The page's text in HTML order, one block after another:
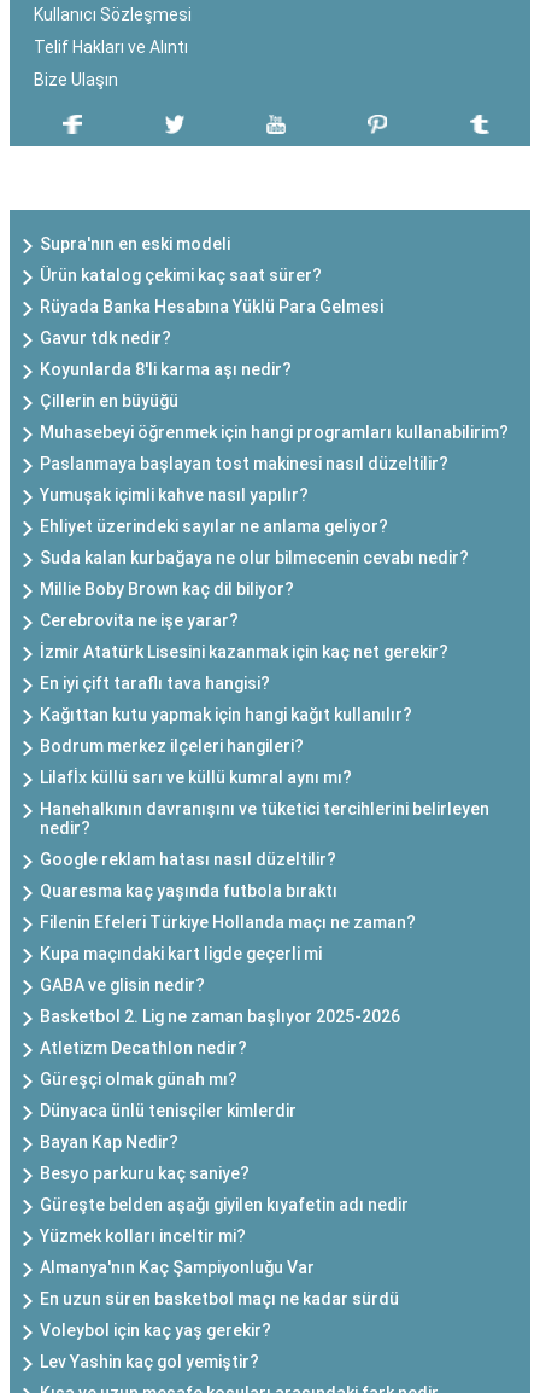
Kullanıcı Sözleşmesi
Telif Hakları ve Alıntı
Bize Ulaşın
Supra'nın en eski modeli
Ürün katalog çekimi kaç saat sürer?
Rüyada Banka Hesabına Yüklü Para Gelmesi
Gavur tdk nedir?
Koyunlarda 8'li karma aşı nedir?
Çillerin en büyüğü
Muhasebeyi öğrenmek için hangi programları kullanabilirim?
Paslanmaya başlayan tost makinesi nasıl düzeltilir?
Yumuşak içimli kahve nasıl yapılır?
Ehliyet üzerindeki sayılar ne anlama geliyor?
Suda kalan kurbağaya ne olur bilmecenin cevabı nedir?
Millie Boby Brown kaç dil biliyor?
Cerebrovita ne işe yarar?
İzmir Atatürk Lisesini kazanmak için kaç net gerekir?
En iyi çift taraflı tava hangisi?
Kağıttan kutu yapmak için hangi kağıt kullanılır?
Bodrum merkez ilçeleri hangileri?
Lilafİx küllü sarı ve küllü kumral aynı mı?
Hanehalkının davranışını ve tüketici tercihlerini belirleyen
nedir?
Google reklam hatası nasıl düzeltilir?
Quaresma kaç yaşında futbola bıraktı
Filenin Efeleri Türkiye Hollanda maçı ne zaman?
Kupa maçındaki kart ligde geçerli mi
GABA ve glisin nedir?
Basketbol 2. Lig ne zaman başlıyor 2025-2026
Atletizm Decathlon nedir?
Güreşçi olmak günah mı?
Dünyaca ünlü tenisçiler kimlerdir
Bayan Kap Nedir?
Besyo parkuru kaç saniye?
Güreşte belden aşağı giyilen kıyafetin adı nedir
Yüzmek kolları inceltir mi?
Almanya'nın Kaç Şampiyonluğu Var
En uzun süren basketbol maçı ne kadar sürdü
Voleybol için kaç yaş gerekir?
Lev Yashin kaç gol yemiştir?